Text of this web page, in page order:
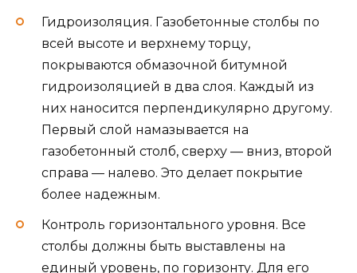
Гидроизоляция. Газобетонные столбы по
всей высоте и верхнему торцу,
покрываются обмазочной битумной
гидроизоляцией в два слоя. Каждый из
них наносится перпендикулярно другому.
Первый слой намазывается на
газобетонный столб, сверху — вниз, второй
справа — налево. Это делает покрытие
более надежным.
Контроль горизонтального уровня. Все
столбы должны быть выставлены на
единый уровень, по горизонту. Для его